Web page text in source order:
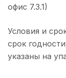
офис 7.3.1)
Условия и
срок
указаны на